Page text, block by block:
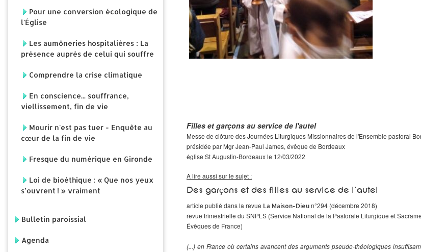
Pour une conversion écologique de
l'Église
Les aumôneries hospitalières : La
présence auprès de celui qui souffre
Comprendre la crise climatique
En conscience... souffrance,
viellissement, fin de vie
Mourir n'est pas tuer - Enquête au
cœur de la fin de vie
Fresque du numérique en Gironde
Loi de bioéthique : « Que nos yeux
s’ouvrent ! » vraiment
Bulletin paroissial
Agenda
Filles et garçons au service de l'autel
Messe de clôture des Journées Liturgiques Missionnaires de l'Ensemble pastoral
présidée par Mgr Jean-Paul James, évêque de Bordeaux
église St Augustin-Bordeaux le 12/03/2022
A lire aussi sur le sujet :
Des garçons et des filles au service de l'autel
article publié dans la revue La Maison-Dieu n°294 (décembre 2018)
revue trimestrielle du SNPLS (Service National de la Pastorale Liturgique et
Évêques de France)
(...) en France où certains avancent des arguments pseudo-théologiques